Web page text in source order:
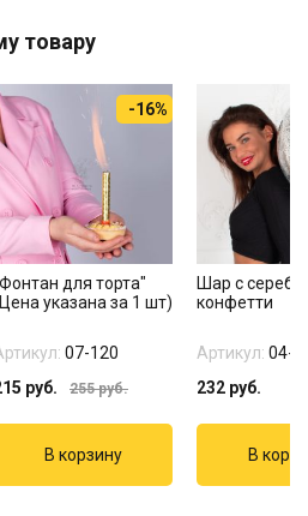
товару
-16%
для торта"
указана за 1 шт)
07-120
руб. 255руб.
Шар с
конфетти
Артикул: 04-
232 руб.